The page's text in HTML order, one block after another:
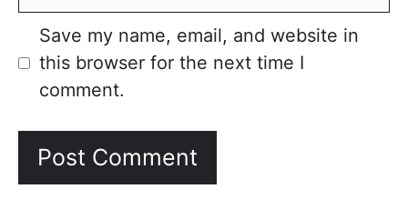
Save my name, email, and website in
this browser for the next time I
comment.